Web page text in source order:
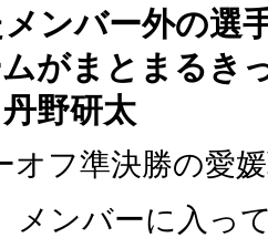
注目は「個」
がシンポジウム「気候変動から命
ンバー外の選
がまとまるき
野研太
フ準決勝の愛
メンバーに入っ